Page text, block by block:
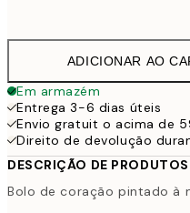
ADICIONAR AO
Em armazém
Entrega 3-6 dias úteis
Envio gratuit o acima de
Direito de devolução
DESCRIÇÃO DE PRODUTOS
Bolo de coração pintado à